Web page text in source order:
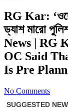
RG Kar:
ড্যাশ মারো
News | RG
OC Said
Is Pre
No Comments